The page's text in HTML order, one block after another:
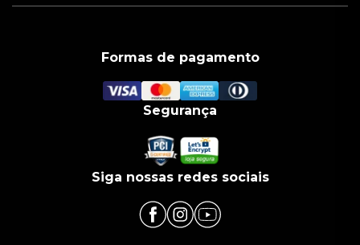
Formas de pagamento
Segurança
Siga nossas redes sociais